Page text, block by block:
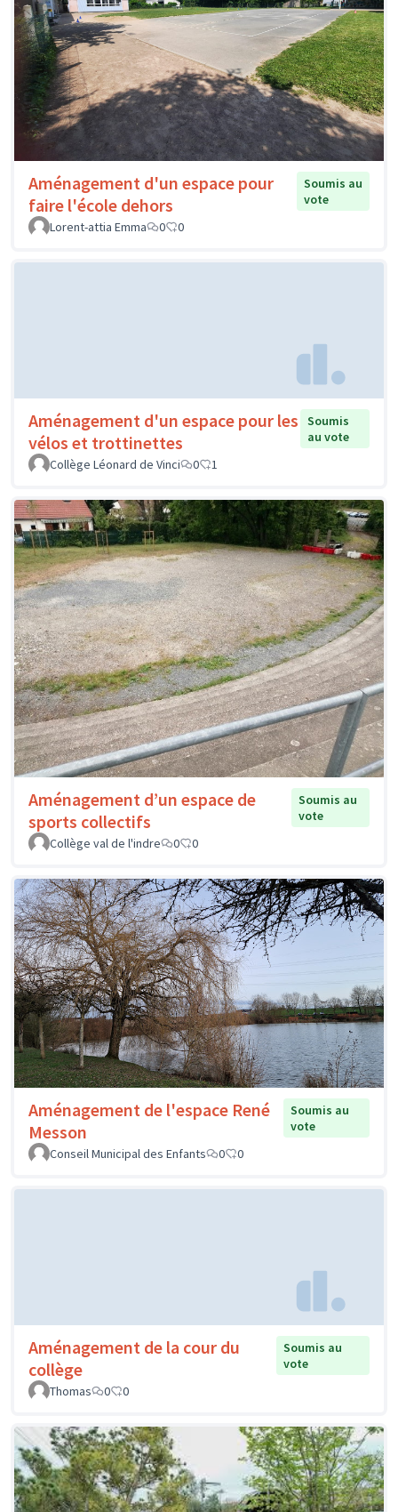
Aménagement d'un espace pour
faire l'école dehors
Soumis au
vote
Lorent-attia Emma
0 0
Aménagement d'un espace pour les
vélos et trottinettes
Soumis
au vote
Collège Léonard de Vinci
0 1
Aménagement d’un espace de
sports collectifs
Soumis au
vote
Collège val de l'indre
0 0
Aménagement de l'espace René
Messon
Soumis au
vote
Conseil Municipal des Enfants
0 0
Aménagement de la cour du
collège
Soumis au
vote
Thomas
0 0